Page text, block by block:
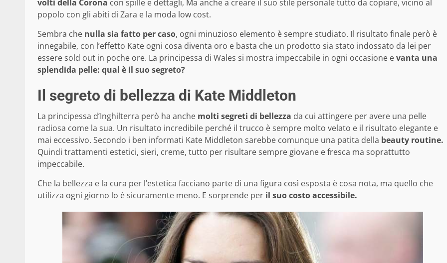
volti della Corona con spille e dettagli, Ma anche a creare il suo stile personale tutto da copiare, vicino al
popolo con gli abiti di Zara e la moda low cost.
Sembra che nulla sia fatto per caso, ogni minuzioso elemento è sempre studiato. Il risultato finale però è
innegabile, con l’effetto Kate ogni cosa diventa oro e basta che un prodotto sia stato indossato da lei per
essere sold out in poche ore. La principessa di Wales si mostra impeccabile in ogni occasione evanta una
splendida pelle: qual è il suo segreto?
Il segreto di bellezza di Kate Middleton
La principessa d’Inghilterra però ha anche molti segreti di bellezza da cui attingere per avere una pelle
radiosa come la sua. Un risultato incredibile perché il trucco è sempre molto velato e il risultato elegante e
mai eccessivo. Secondo i ben informati Kate Middleton sarebbe comunque una patita della beauty routine.
Quindi trattamenti estetici, sieri, creme, tutto per risultare sempre giovane e fresca ma soprattutto
impeccabile.
Che la bellezza e la cura per l’estetica facciano parte di una figura così esposta è cosa nota, ma quello che
utilizza ogni giorno lo è sicuramente meno. E sorprende per il suo costo accessibile.